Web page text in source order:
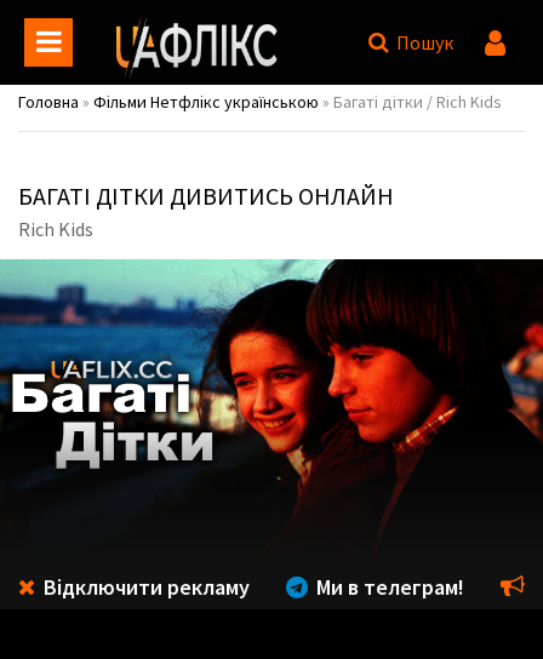
Пошук
Головна » Фільми Нетфлікс українською » Багаті дітки / Rich Kids
БАГАТІ ДІТКИ ДИВИТИСЬ ОНЛАЙН
Rich Kids
Відключити рекламу Ми в телеграм!